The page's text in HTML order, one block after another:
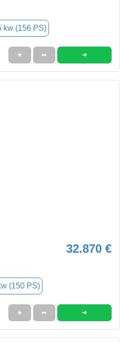
kw (156 PS)
★ ➦ ➜
32.870 €
(150 PS)
★ ➦ ➜